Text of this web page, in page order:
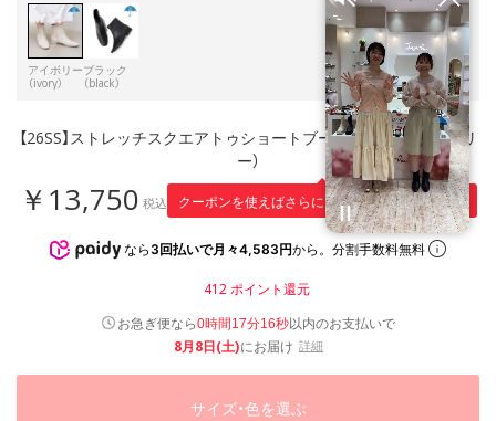
アイボリー
（ivory）
ブラック
（black）
【26SS】ストレッチスクエアトゥショートブーツ(R9024) （アイボリ
ー）
￥13,750 税込 クーポンを使えばさらに1,375円引き！※適用条件
なら 3回払いで月々4,583円から。分割手数料無料
412ポイント還元
お急ぎ便なら0時間17分15秒以内のお支払いで
8月8日(土)にお届け 詳細
サイズ・色を選ぶ